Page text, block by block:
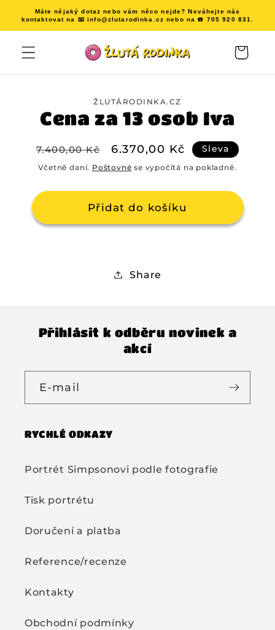
Přejít k
obsahu
Máte nějaký dotaz nebo vám něco nejde? Neváhejte nás
kontaktovat na 📧 info@zlutarodinka.cz nebo na ☎️ 705 920 831.
Košík
produktu
ŽLUTÁRODINKA.CZ
Cena za 13 osob Iva
Běžná
cena
7.400,00 Kč
Výprodejová
cena
6.370,00 Kč Sleva
Včetně daní. Poštovné se vypočítá na pokladně.
Přidat do košíku
Share
Přihlásit k odběru novinek a
akcí
E-mail
RYCHLÉ ODKAZY
Portrét Simpsonovi podle fotografie
Tisk portrétu
Doručení a platba
Reference/recenze
Kontakty
Obchodní podmínky